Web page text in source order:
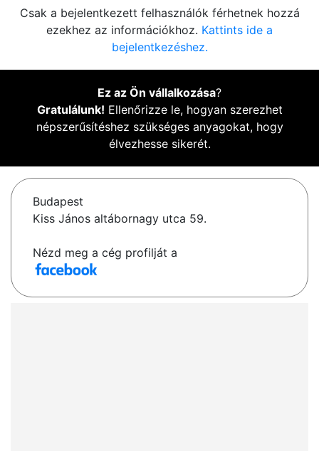
Csak a bejelentkezett felhasználók férhetnek hozzá
ezekhez az információkhoz. Kattints ide a
bejelentkezéshez.
Ez az Ön vállalkozása?
Gratulálunk! Ellenőrizze le, hogyan szerezhet
népszerűsítéshez szükséges anyagokat, hogy
élvezhesse sikerét.
Budapest
Kiss János altábornagy utca 59.
Nézd meg a cég profilját a